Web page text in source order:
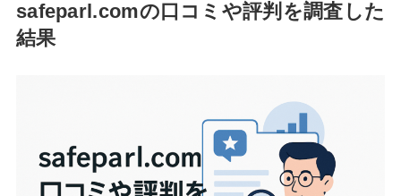
safeparl.comの口コミや評判を調査した
結果